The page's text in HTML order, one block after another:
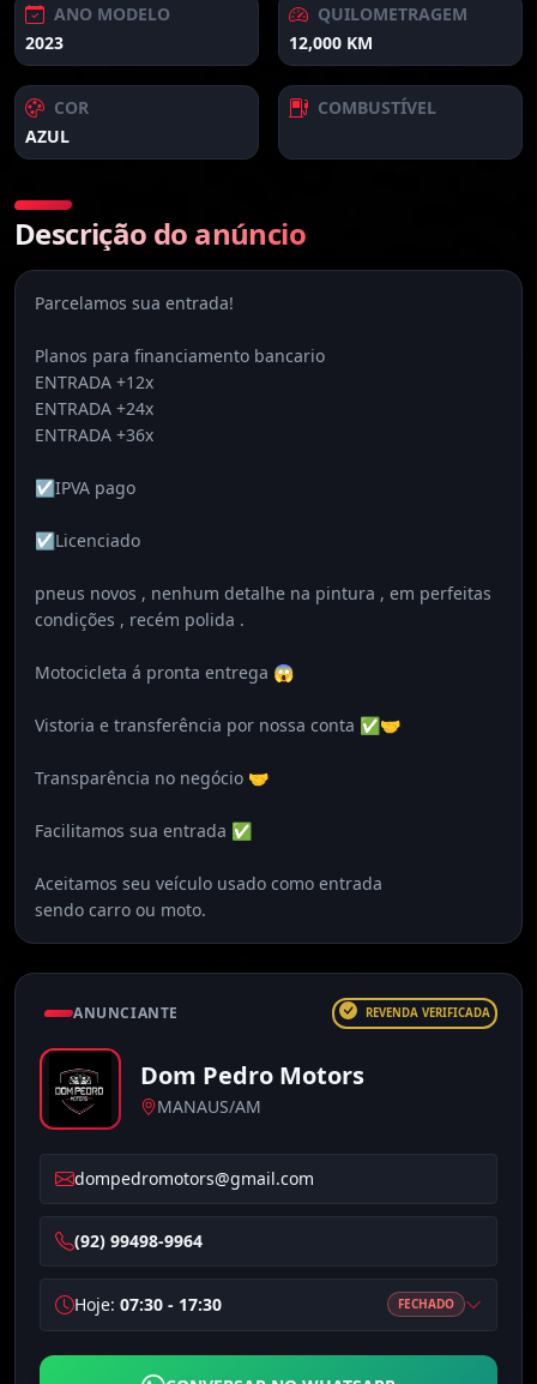
ANO MODELO
2023
QUILOMETRAGEM
12,000 KM
COR
AZUL
COMBUSTÍVEL
Descrição do anúncio
Parcelamos sua entrada!
Planos para financiamento bancario
ENTRADA +12x
ENTRADA +24x
ENTRADA +36x
☑️IPVA pago
☑️Licenciado
pneus novos , nenhum detalhe na pintura , em perfeitas
condições , recém polida .
Motocicleta á pronta entrega 😱
Vistoria e transferência por nossa conta ✅🤝
Transparência no negócio 🤝
Facilitamos sua entrada ✅
Aceitamos seu veículo usado como entrada
sendo carro ou moto.
ANUNCIANTE REVENDA VERIFICADA
Dom Pedro Motors
MANAUS/AM
dompedromotors@gmail.com
(92) 99498-9964
Hoje: 07:30 - 17:30 FECHADO